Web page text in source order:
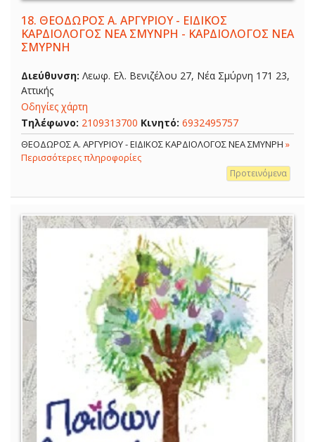
18. ΘΕΟΔΩΡΟΣ Α. ΑΡΓΥΡΙΟΥ - ΕΙΔΙΚΟΣ
ΚΑΡΔΙΟΛΟΓΟΣ ΝΕΑ ΣΜΥΝΡΗ - ΚΑΡΔΙΟΛΟΓΟΣ ΝΕΑ
ΣΜΥΡΝΗ
Διεύθυνση: Λεωφ. Ελ. Βενιζέλου 27, Νέα Σμύρνη 171 23,
Αττικής
Οδηγίες χάρτη
Τηλέφωνο: 2109313700 Κινητό: 6932495757
ΘΕΟΔΩΡΟΣ Α. ΑΡΓΥΡΙΟΥ - ΕΙΔΙΚΟΣ ΚΑΡΔΙΟΛΟΓΟΣ ΝΕΑ ΣΜΥΝΡΗ »
Περισσότερες πληροφορίες
Προτεινόμενα